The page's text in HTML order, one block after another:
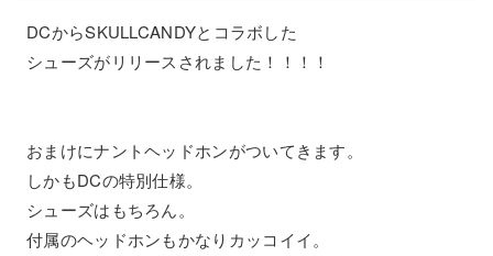
DCからSKULLCANDYとコラボした
シューズがリリースされました！！！！
おまけにナントヘッドホンがついてきます。
しかもDCの特別仕様。
シューズはもちろん。
付属のヘッドホンもかなりカッコイイ。